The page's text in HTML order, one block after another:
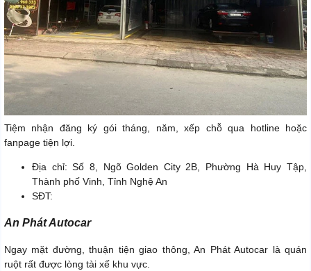
Tiệm nhận đăng ký gói tháng, năm, xếp chỗ qua hotline hoặc
fanpage tiện lợi.
Địa chỉ: Số 8, Ngõ Golden City 2B, Phường Hà Huy Tập,
Thành phố Vinh, Tỉnh Nghệ An
SĐT:
An Phát Autocar
Ngay mặt đường, thuận tiện giao thông, An Phát Autocar là quán
ruột rất được lòng tài xế khu vực.